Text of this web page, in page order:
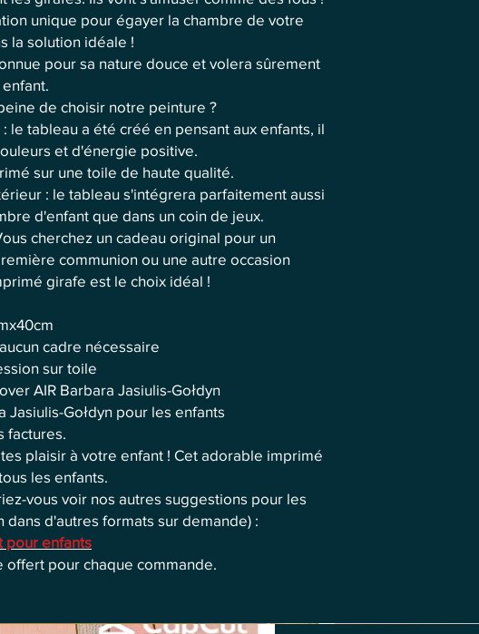
unique pour égayer la chambre de votre
la solution idéale !
pour sa nature douce et volera sûrement
de choisir notre peinture ?
le tableau a été créé en pensant aux enfants, il
et d'énergie positive.
sur une toile de haute qualité.
: le tableau s'intégrera parfaitement aussi
d'enfant que dans un coin de jeux.
cherchez un cadeau original pour un
communion ou une autre occasion
girafe est le choix idéal !
cadre nécessaire
sur toile
AIR Barbara Jasiulis-Gołdyn
Jasiulis-Gołdyn pour les enfants
factures.
plaisir à votre enfant ! Cet adorable imprimé
les enfants.
vous voir nos autres suggestions pour les
dans d'autres formats sur demande) :
pour enfants
offert pour chaque commande.